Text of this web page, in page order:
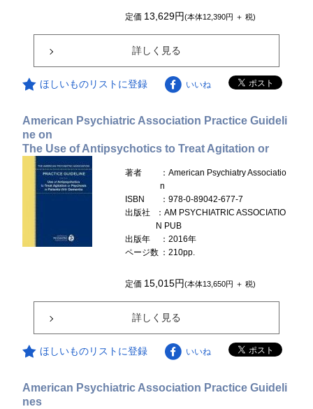
定価 13,629円(本体12,390円 ＋ 税)
詳しく見る
ほしいものリストに登録 いいね
American Psychiatric Association Practice Guideli
ne on
The Use of Antipsychotics to Treat Agitation or
著者
：American Psychiatry Associatio
n
ISBN
：978-0-89042-677-7
出版社
：AM PSYCHIATRIC ASSOCIATIO
N PUB
出版年
：2016年
ページ数 ：210pp.
定価 15,015円(本体13,650円 ＋ 税)
詳しく見る
ほしいものリストに登録 いいね
American Psychiatric Association Practice Guideli
nes